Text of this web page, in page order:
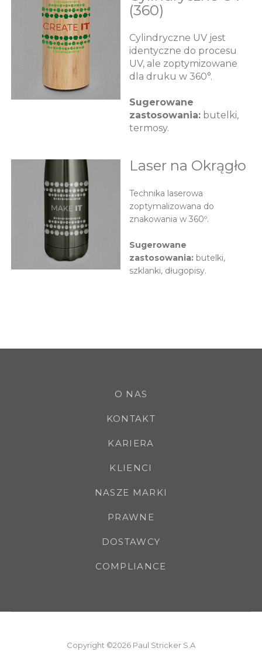
(360)
Cylindryczne UV jest
identyczne do procesu
UV, ale zoptymizowane
dla druku w 360°.
Sugerowane
zastosowania:butelki,
termosy.
Laser na Okrągło
Technika laserowa
zoptymalizowana do
znakowania w 360º.
Sugerowane
zastosowania:butelki,
szklanki, długopisy.
O NAS
KONTAKT
KARIERA
KLIENCI
NASZE MARKI
PRAWNE
DOSTAWCY
COMPLIANCE
Copyright ©2026 Paul Stricker S.A